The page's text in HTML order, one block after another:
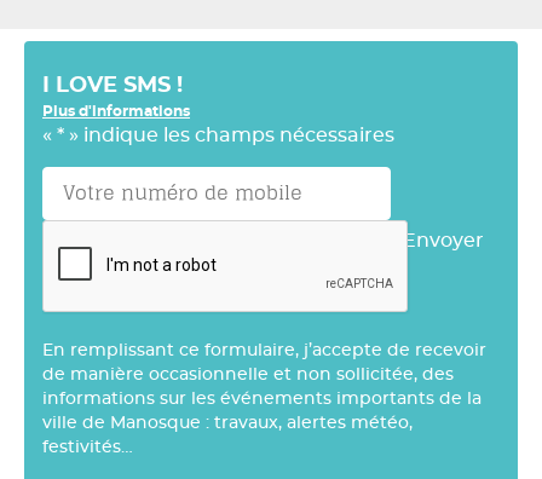
I LOVE SMS !
Plus d'informations
« * » indique les champs nécessaires
Envoyer
En remplissant ce formulaire, j’accepte de recevoir
de manière occasionnelle et non sollicitée, des
informations sur les événements importants de la
ville de Manosque : travaux, alertes météo,
festivités…